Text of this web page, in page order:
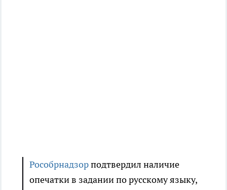
Рособрнадзорподтвердил наличие
опечатки в задании по русскому языку,